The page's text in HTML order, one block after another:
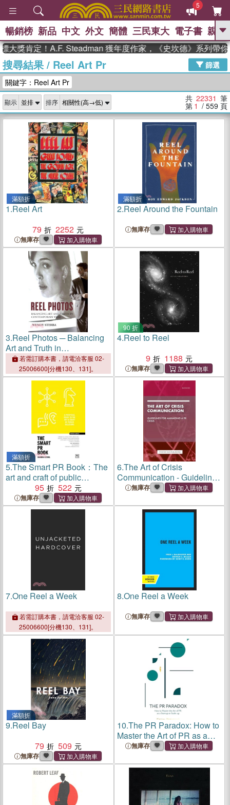
5
GO
熱搜： 高希均教授回憶錄
、 The Odyssey 、 父親節 、 如果歷
獎 臺灣漫遊錄 、 方念華 、 台灣的李
登輝時代
數學女孩：黎曼猜想 、
偉大的迷走神經
暢銷榜 新品 中文 外文 簡體 三民東大 電子書 親子
定！A.F. Steadman 獲年度作家，《史坎德》系列帶你踏上
搜尋結果/ Reel Art Pr
篩選
關鍵字：Reel Art Pr
顯示 排序 共 22331 筆
第 1 / 559 頁
滿額折
1.Reel Art
79
2252
無庫存
滿額折
2.Reel Around the Fountain
無庫存
3.Reel Photos ─ Balancing
Art and Truth in
Contemporary Film
若需訂購本書，請電洽客服 02-
25006600[分機130、131]。
90 折
4.Reel to Reel
9
1188
無庫存
滿額折
5.The Smart PR Book：The
art and craft of public
relations95 522
無庫存
6.The Art of Crisis
Communication - Guidelines
for Managing a PR Crisis
無庫存
7.One Reel a Week
若需訂購本書，請電洽客服 02-
25006600[分機130、131]。
8.One Reel a Week
無庫存
滿額折
9.Reel Bay
79
509
無庫存
10.The PR Paradox: How to
Master the Art of PR as a
Startup or Scale-up
無庫存